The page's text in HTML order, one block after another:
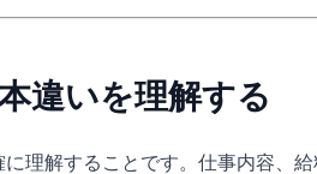
違いを理解する
理解することです。仕事内容、